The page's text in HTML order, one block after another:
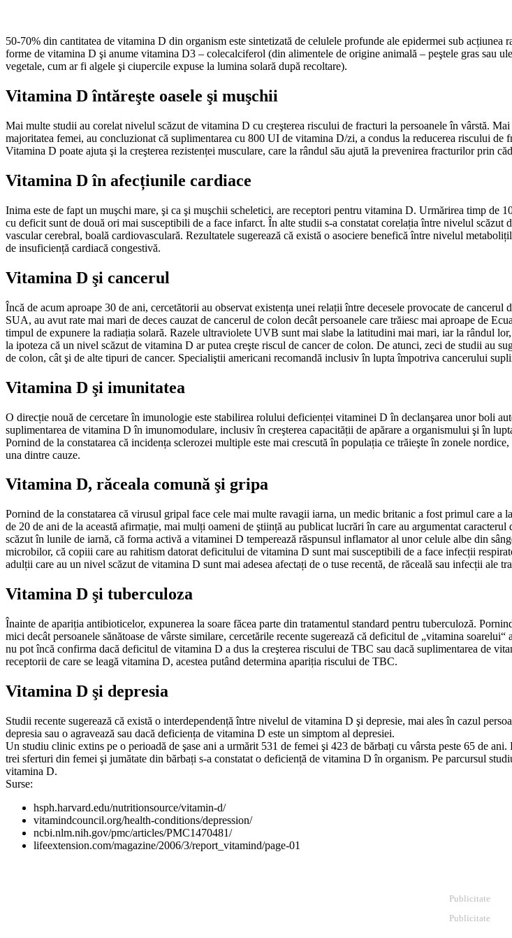
50-70% din cantitatea de vitamina D din organism este sintetizată de celulele profunde ale epidermei sub
forme de vitamina D şi anume vitamina D3 – colecalciferol (din alimentele de origine animală – peştele gras sau
vegetale, cum ar fi algele şi ciupercile expuse la lumina solară după recoltare).
Vitamina D întăreşte oasele şi muşchii
Mai multe studii au corelat nivelul scăzut de vitamina D cu creşterea riscului de fracturi la persoanele în vârstă.
majoritatea femei, au concluzionat că suplimentarea cu 800 UI de vitamina D/zi, a condus la reducerea riscului
Vitamina D poate ajuta şi la creşterea rezistenței musculare, care la rândul său ajută la prevenirea fracturilor prin
Vitamina D în afecțiunile cardiace
Inima este de fapt un muşchi mare, şi ca şi muşchii scheletici, are receptori pentru vitamina D. Urmărirea timp de
cu deficit sunt de două ori mai susceptibili de a face infarct. În alte studii s-a constatat corelația între nivelul
vascular cerebral, boală cardiovasculară. Rezultatele sugerează că există o asociere benefică între nivelul
de insuficiență cardiacă congestivă.
Vitamina D şi cancerul
Încă de acum aproape 30 de ani, cercetătorii au observat existența unei relații între decesele provocate de
SUA, au avut rate mai mari de deces cauzat de cancerul de colon decât persoanele care trăiesc mai aproape de
timpul de expunere la radiația solară. Razele ultraviolete UVB sunt mai slabe la latitudini mai mari, iar la rândul
la ipoteza că un nivel scăzut de vitamina D ar putea creşte riscul de cancer de colon. De atunci, zeci de studii au
de colon, cât şi de alte tipuri de cancer. Specialiştii americani recomandă inclusiv în lupta împotriva cancerului
Vitamina D şi imunitatea
O direcție nouă de cercetare în imunologie este stabilirea rolului deficienței vitaminei D în declanşarea unor boli
suplimentarea de vitamina D în imunomodulare, inclusiv în creşterea capacității de apărare a organismului şi în
Pornind de la constatarea că incidența sclerozei multiple este mai crescută în populația ce trăieşte în zonele
una dintre cauze.
Vitamina D, răceala comună şi gripa
Pornind de la constatarea că virusul gripal face cele mai multe ravagii iarna, un medic britanic a fost primul care
de 20 de ani de la această afirmație, mai mulți oameni de ştiință au publicat lucrări în care au argumentat
scăzut în lunile de iarnă, că forma activă a vitaminei D temperează răspunsul inflamator al unor celule albe din
microbilor, că copiii care au rahitism datorat deficitului de vitamina D sunt mai susceptibili de a face infecții
adulții care au un nivel scăzut de vitamina D sunt mai adesea afectați de o tuse recentă, de răceală sau infecții ale
Vitamina D şi tuberculoza
Înainte de apariția antibioticelor, expunerea la soare făcea parte din tratamentul standard pentru tuberculoză.
mici decât persoanele sănătoase de vârste similare, cercetările recente sugerează că deficitul de „vitamina
nu pot încă confirma dacă deficitul de vitamina D a dus la creşterea riscului de TBC sau dacă suplimentarea de
receptorii de care se leagă vitamina D, acestea putând determina apariția riscului de TBC.
Vitamina D şi depresia
Studii recente sugerează că există o interdependență între nivelul de vitamina D şi depresie, mai ales în cazul
depresia sau o agravează sau dacă deficiența de vitamina D este un simptom al depresiei.
Un studiu clinic extins pe o perioadă de şase ani a urmărit 531 de femei şi 423 de bărbați cu vârsta peste 65 de
trei sferturi din femei şi jumătate din bărbați s-a constatat o deficiență de vitamina D în organism. Pe parcursul
vitamina D.
Surse:
hsph.harvard.edu/nutritionsource/vitamin-d/
vitamindcouncil.org/health-conditions/depression/
ncbi.nlm.nih.gov/pmc/articles/PMC1470481/
lifeextension.com/magazine/2006/3/report_vitamind/page-01
Publicitate
Publicitate